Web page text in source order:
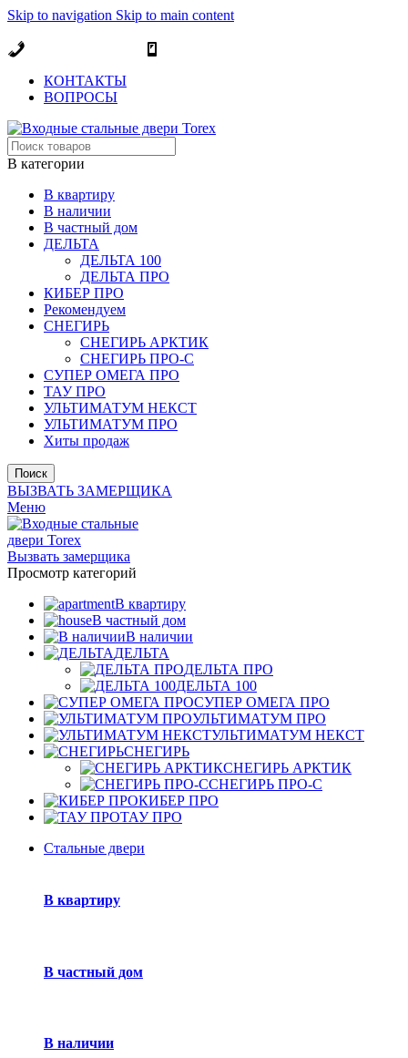
Skip to navigation Skip to main content
КОНТАКТЫ
ВОПРОСЫ
В категории
В квартиру
В наличии
В частный дом
ДЕЛЬТА
ДЕЛЬТА 100
ДЕЛЬТА ПРО
КИБЕР ПРО
Рекомендуем
СНЕГИРЬ
СНЕГИРЬ АРКТИК
СНЕГИРЬ ПРО-С
СУПЕР ОМЕГА ПРО
ТАУ ПРО
УЛЬТИМАТУМ НЕКСТ
УЛЬТИМАТУМ ПРО
Хиты продаж
Поиск
ВЫЗВАТЬ ЗАМЕРЩИКА
Меню
Вызвать замерщика
Просмотр категорий
В квартиру
В частный дом
В наличии
ДЕЛЬТА
ДЕЛЬТА ПРО
ДЕЛЬТА 100
СУПЕР ОМЕГА ПРО
УЛЬТИМАТУМ ПРО
УЛЬТИМАТУМ НЕКСТ
СНЕГИРЬ
СНЕГИРЬ АРКТИК
СНЕГИРЬ ПРО-С
КИБЕР ПРО
ТАУ ПРО
Стальные двери
В квартиру
В частный дом
В наличии